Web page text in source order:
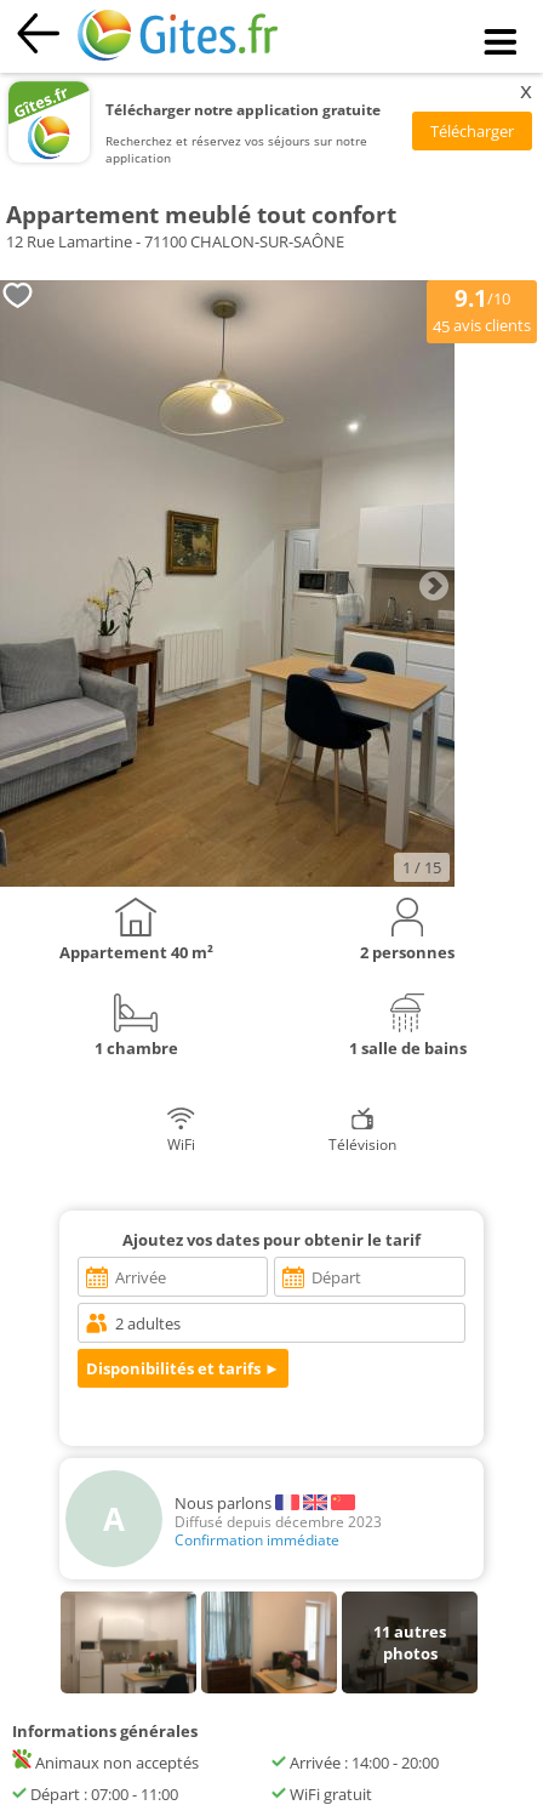
Télécharger notre application gratuite
Recherchez et réservez vos séjours sur notre
application
x
Appartement meublé tout confort
12 Rue Lamartine - 71100 CHALON-SUR-SAÔNE
9.1/10
45avis clients
1 / 15
Appartement40 m² 2 personnes
1 chambre 1 salle de bains
WiFi Télévision
Ajoutez vos dates pour obtenir le tarif
A Nous parlons
Diffusé depuis décembre 2023
Confirmation immédiate
11 autres
photos
Informations générales
Animaux non acceptés
Arrivée : 14:00 - 20:00
Départ : 07:00 - 11:00
WiFi gratuit